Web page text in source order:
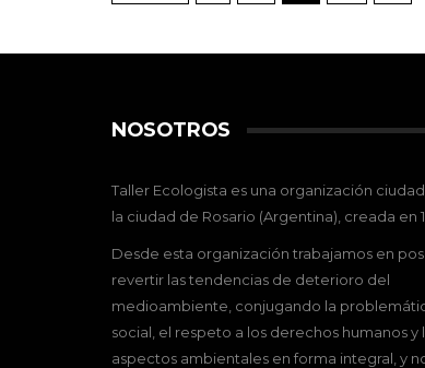
NOSOTROS
Taller Ecologista es una organización
la ciudad de Rosario (Argentina), creada en
Desde esta organización trabajamos en
revertir las tendencias de deterioro del
medioambiente, conjugando la
social, el respeto a los derechos humanos y
aspectos ambientales en forma integral, y